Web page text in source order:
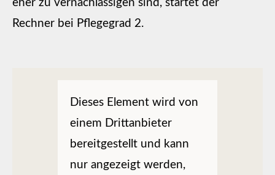
eher zu vernachlässigen sind, startet der
Rechner bei Pflegegrad 2.
Dieses Element wird von
einem Drittanbieter
bereitgestellt und kann
nur angezeigt werden,